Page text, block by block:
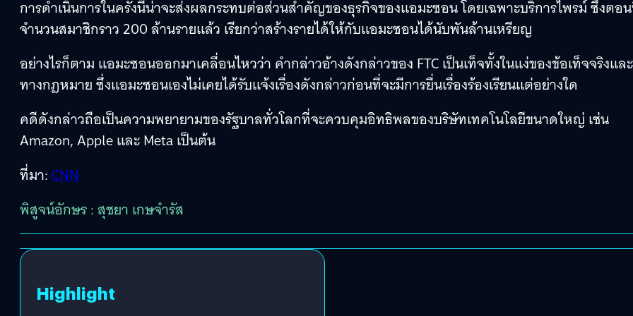
การดำเนินการในครั้งนี้น่าจะส่งผลกระทบต่อส่วนสำคัญของธุรกิจของแอมะซอน โดยเฉพาะบริการไพรม์ ซึ่งตอ
จำนวนสมาชิกราว 200 ล้านรายแล้ว เรียกว่าสร้างรายได้ให้กับแอมะซอนได้นับพันล้านเหรียญ
อย่างไรก็ตาม แอมะซอนออกมาเคลื่อนไหวว่า คำกล่าวอ้างดังกล่าวของ FTC เป็นเท็จทั้งในแง่ของข้อเท็จจริงและ
ทางกฎหมาย ซึ่งแอมะซอนเองไม่เคยได้รับแจ้งเรื่องดังกล่าวก่อนที่จะมีการยื่นเรื่องร้องเรียนแต่อย่างใด
คดีดังกล่าวถือเป็นความพยายามของรัฐบาลทั่วโลกที่จะควบคุมอิทธิพลของบริษัทเทคโนโลยีขนาดใหญ่ เช่น
Amazon, Apple และ Meta เป็นต้น
ที่มา:CNN
พิสูจน์อักษร : สุชยา เกษจำรัส
Highlight